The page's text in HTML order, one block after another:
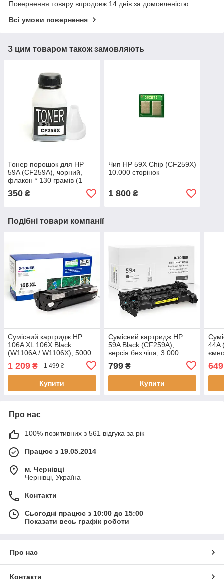
Повернення товару впродовж 14 днів за домовленістю
Всі умови повернення
З цим товаром також замовляють
Тонер порошок для HP
59A (CF259A), чорний,
флакон * 130 грамів (1
350 ₴
Чип HP 59X Chip (CF259X)
10.000 сторінок
1 800₴
Подібні товари компанії
Сумісний картридж HP
106A XL 106X Black
(W1106A / W1106X), 5000
Gravitone
1 209 ₴ 1 499 ₴
Купити
Сумісний картридж HP
59A Black (CF259A),
версія без чіпа, 3.000
стор., аналог від Gravitone
799₴
Купити
44A
44X
649
Про нас
100% позитивних з 561 відгука за рік
Працює з 19.05.2014
м. Чернівці
Чернівці, Україна
Контакти
Сьогодні працює з 10:00 до 15:00
Показати весь графік роботи
Про нас
Контакти